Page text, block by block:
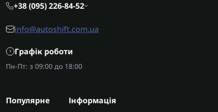
+38 (095) 226-84-52
info@autoshift.com.ua
Графік роботи
Пн-Пт: з 09:00 до 18:00
Популярне Інформація